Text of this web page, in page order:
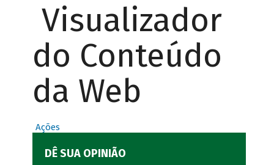
Visualizador
do Conteúdo
da Web
Ações
DÊ SUA OPINIÃO